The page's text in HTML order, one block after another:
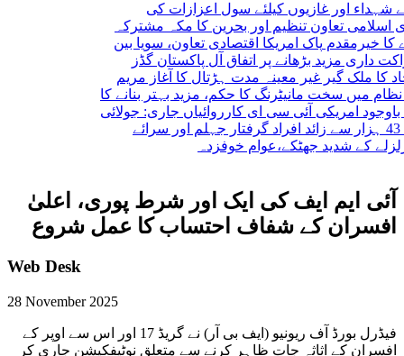
غازیوں کیلئے سول اعزازات کی
تعاون تنظیم اور بحرین کا مکہ مشترکہ
پاک امریکا اقتصادی تعاون، سویا بین
مزید بڑھانے پر اتفاق
آل پاکستان گڈز
گیر غیر معینہ مدت ہڑتال کا آغازمریم
سخت مانیٹرنگ کا حکم، مزید بہتر بنانے کا
امریکی آئی سی ای کارروائیاں جاری: جولائی
جہلم اور سرائے
شدید جھٹکے،عوام خوفزدہ
آئی ایم ایف کی ایک اور شرط پوری، اعلیٰ
افسران کے شفاف احتساب کا عمل شروع
Web Desk
28 November 2025
فیڈرل بورڈ آف ریونیو (ایف بی آر) نے گریڈ 17 اور اس سے اوپر کے
افسران کے اثاثہ جات ظاہر کرنے سے متعلق نوٹیفکیشن جاری کر